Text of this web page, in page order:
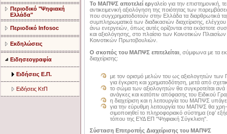
Περιοδικό "Ψηφιακή
Ελλάδα"
Περιοδικό Infosoc
Εκδηλώσεις
Ειδησεογραφία
Ειδήσεις Ε.Π.
Ειδήσεις ΚτΠ
Το ΜΑΠΨΣ αποτελεί εργαλείο για την επιστημονική,
αντικειμενική αξιολόγηση της ποιότητας των
που συγχρηματοδοτούν στην Ελλάδα τα διαρθρωτικά
συμπληρωματικά των διαδικασιών διαχείρισης,
άνω ενεργειών, όπως αυτές ορίζονται στα εκάστοτε
και αξιολόγησης, στο πλαίσιο των Κοινοτικών Πλαισίων
Κοινοτικών Πρωτοβουλιών.
Ο σκοπός του ΜΑΠΨΣ επιτελείται , σύμφωνα με τα
διαχείρισης:
με τον ορισμό μελών του ως αξιολογητών
για έγκριση και χρηματοδότηση, μετά από
το σώμα των αξιολογητών θα συγκροτείται
ανάγκες και κατόπιν απόφασης του Ειδικού
η διαχείριση και η λειτουργία του ΜΑΠΨΣ
για την εύρυθμη λειτουργία του ΜΑΠΨΣ θα
σιμοποιηθεί το πληροφοριακό σύστημα (εφ’
τόπου της ΕΥΔ ΕΠ "Ψηφιακή Σύγκλιση".
Σύσταση Επιτροπής Διαχείρισης του ΜΑΠΨΣ